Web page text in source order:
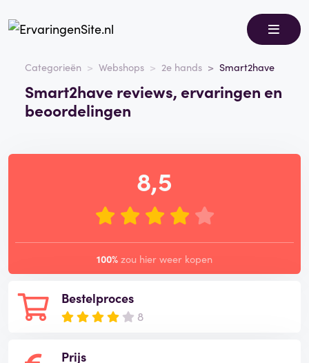
Categorieën Webshops 2e hands Smart2have
Smart2have reviews, ervaringen en
beoordelingen
Bestelproces
8
Prijs
8,5
100% zou hier weer kopen